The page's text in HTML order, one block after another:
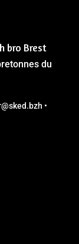
bro Brest
du
•